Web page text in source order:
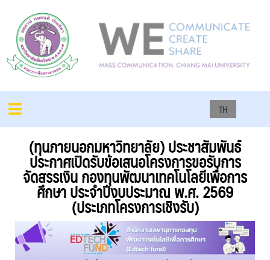
TH
(ทุนภายนอกมหาวิทยาลัย) ประชาสัมพันธ์
ประกาศเปิดรับข้อเสนอโครงการขอรับการ
จัดสรรเงิน กองทุนพัฒนาเทคโนโลยีเพื่อการ
ศึกษา ประจำปีงบประมาณ พ.ศ. 2569
(ประเภทโครงการเชิงรับ)